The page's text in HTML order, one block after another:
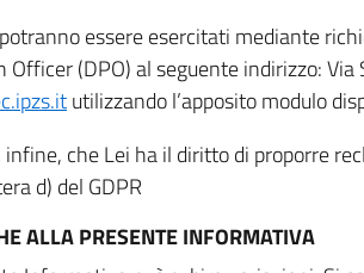
essere esercitati mediante
Officer (DPO) al seguente indirizzo:
utilizzando l’apposito modulo
infine, che Lei ha il diritto di proporre
d) del GDPR
ALLA PRESENTE INFORMATIVA